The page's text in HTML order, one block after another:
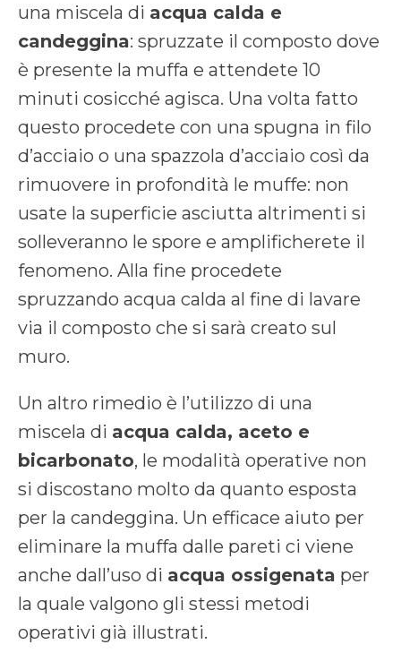
una miscela di acqua calda e
candeggina: spruzzate il composto dove
è presente la muffa e attendete 10
minuti cosicché agisca. Una volta fatto
questo procedete con una spugna in filo
d’acciaio o una spazzola d’acciaio così da
rimuovere in profondità le muffe: non
usate la superficie asciutta altrimenti si
solleveranno le spore e amplificherete il
fenomeno. Alla fine procedete
spruzzando acqua calda al fine di lavare
via il composto che si sarà creato sul
muro.
Un altro rimedio è l’utilizzo di una
miscela di acqua calda, aceto e
bicarbonato, le modalità operative non
si discostano molto da quanto esposta
per la candeggina. Un efficace aiuto per
eliminare la muffa dalle pareti ci viene
anche dall’uso di acqua ossigenata per
la quale valgono gli stessi metodi
operativi già illustrati.